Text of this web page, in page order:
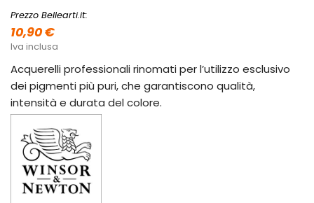
Prezzo Bellearti.it:
10,90 €
Iva inclusa
Acquerelli professionali rinomati per l’utilizzo esclusivo
dei pigmenti più puri, che garantiscono qualità,
intensità e durata del colore.